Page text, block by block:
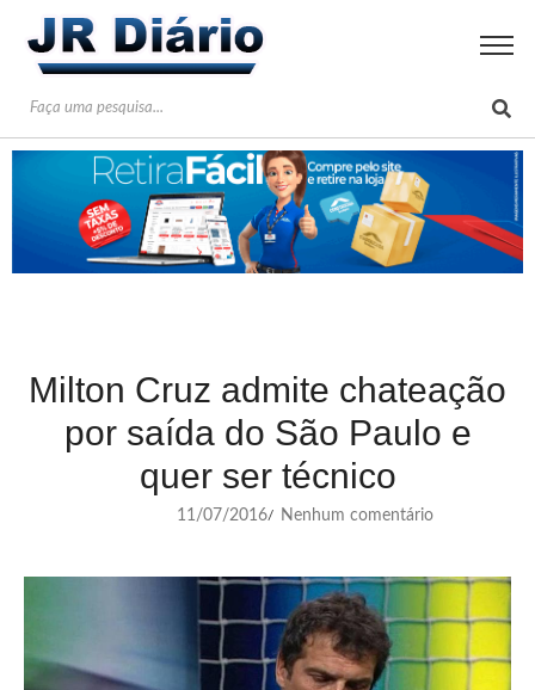
Milton Cruz admite chateação
por saída do São Paulo e
quer ser técnico
11/07/2016/ Nenhum comentário